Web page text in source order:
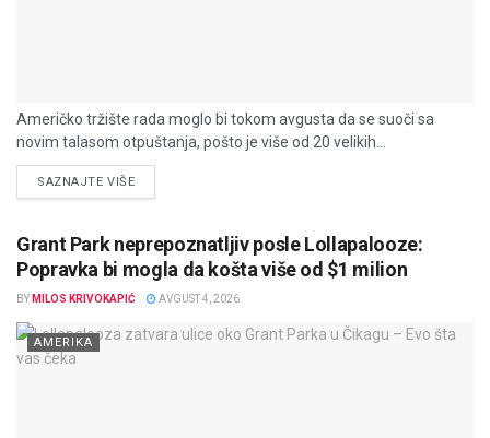
Američko tržište rada moglo bi tokom avgusta da se suoči sa
novim talasom otpuštanja, pošto je više od 20 velikih...
SAZNAJTE VIŠEDETAILS
Grant Park neprepoznatljiv posle Lollapalooze:
Popravka bi mogla da košta više od $1 milion
BY MILOS KRIVOKAPIĆ AVGUST 4, 2026
AMERIKA